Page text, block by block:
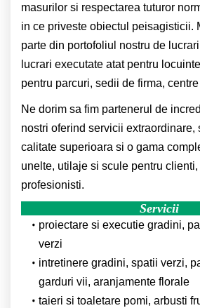
masurilor si respectarea tuturor
in ce priveste obiectul peisagisticii.
parte din portofoliul nostru de
lucrari executate atat pentru
pentru parcuri, sedii de firma,
Ne dorim sa fim partenerul de
nostri oferind servicii extraordinare,
calitate superioara si o gama
unelte, utilaje si scule pentru
profesionisti.
Servicii
proiectare si executie gradini,
verzi
intretinere gradini, spatii verzi,
garduri vii, aranjamente florale
taieri si toaletare pomi, arbusti